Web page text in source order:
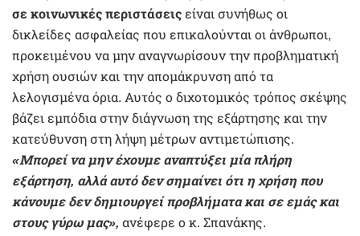
σε κοινωνικές περιστάσεις είναι συνήθως οι
δικλείδες ασφαλείας που επικαλούνται οι άνθρωποι,
προκειμένου να μην αναγνωρίσουν την προβληματική
χρήση ουσιών και την απομάκρυνση από τα
λελογισμένα όρια. Αυτός ο διχοτομικός τρόπος σκέψης
βάζει εμπόδια στην διάγνωση της εξάρτησης και την
κατεύθυνση στη λήψη μέτρων αντιμετώπισης.
«Μπορεί να μην έχουμε αναπτύξει μία πλήρη
εξάρτηση, αλλά αυτό δεν σημαίνει ότι η χρήση που
κάνουμε δεν δημιουργεί προβλήματα και σε εμάς και
στους γύρω μας», ανέφερε ο κ. Σπανάκης.